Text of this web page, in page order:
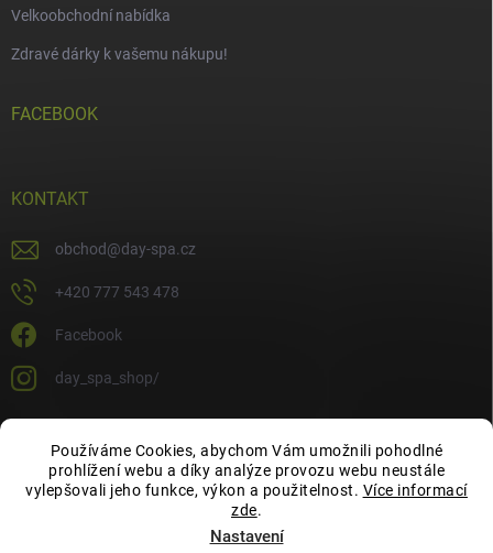
Používáme Cookies, abychom Vám umožnili pohodlné
prohlížení webu a díky analýze provozu webu neustále
vylepšovali jeho funkce, výkon a použitelnost. Více informací
zde.
Nastavení
Velkoobchodní nabídka
Zdravé dárky k vašemu nákupu!
FACEBOOK
KONTAKT
obchod@day-spa.cz
+420 777 543 478
Facebook
day_spa_shop/
OCHRANA OSOBNÍCH ÚDAJŮ